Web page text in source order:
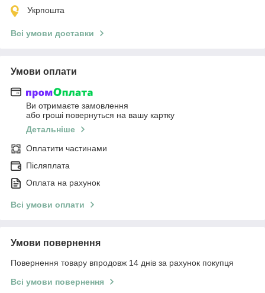
Укрпошта
Всі умови доставки
Умови оплати
Ви отримаєте замовлення
або гроші повернуться на вашу картку
Детальніше
Оплатити частинами
Післяплата
Оплата на рахунок
Всі умови оплати
Умови повернення
Повернення товару впродовж 14 днів за рахунок покупця
Всі умови повернення